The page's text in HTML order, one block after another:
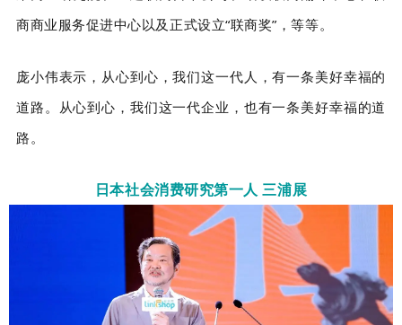
商商业服务促进中心以及正式设立“联商奖”，等等。
庞小伟表示，从心到心，我们这一代人，有一条美好幸福的
道路。从心到心，我们这一代企业，也有一条美好幸福的道
路。
日本社会消费研究第一人 三浦展